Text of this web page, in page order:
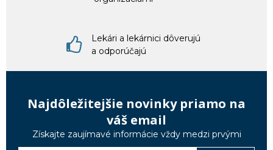
Lekári a lekárnici dôverujú
a odporúčajú
Najdôležitejšie novinky priamo na
váš email
Získajte zaujímavé informácie vždy medzi prvými